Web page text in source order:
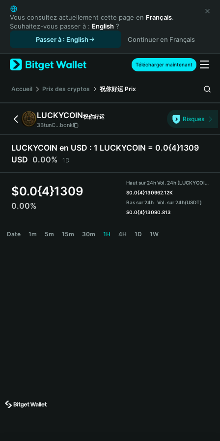
English
日本語
Tiếng Việt
Español (Latinoamérica)
Türkçe
Français
Deutsch
简体中文
繁體中文
Português (Portugal)
Bahasa Indonesia
ภาษาไทย
हिन्दी
Español
Português (Brasil)
Vous consultez actuellement cette page en Français.
Souhaitez-vous passer à : English ?
Passer à : English
Continuer en Français
Télécharger maintenant
Accueil Prix des cryptos 祝你好运 Prix
LUCKYCOIN祝你好运
3BtunC...bonk
Risques
LUCKYCOIN en USD : 1 LUCKYCOIN = 0.0{4}1309
USD 0.00% 1D
$0.0{4}1309
0.00%
Haut sur 24h
$0.0{4}1309
Bas sur 24h
$0.0{4}1309
Vol. 24h (LUCKYCOIN)
62.12K
Vol. sur 24h(USDT)
0.813
Date 1m 5m 15m 30m 1H 4H 1D 1W